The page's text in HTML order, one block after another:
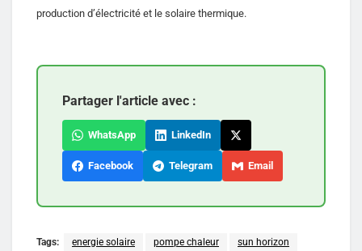
production d’électricité et le solaire thermique.
Partager l'article avec :
WhatsApp LinkedIn
Facebook Telegram Email
Tags: energie solaire pompe chaleur sun horizon